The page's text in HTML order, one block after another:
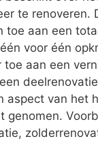
te renoveren.
toe aan een
voor één
aan een
aspect van het
genomen.